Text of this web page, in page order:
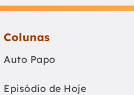
Colunas
Auto Papo
Episódio de Hoje